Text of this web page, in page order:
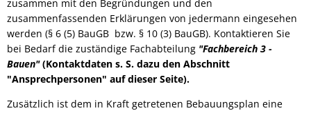
zusammen mit den Begründungen und den
zusammenfassenden Erklärungen von jedermann eingesehen
werden (§ 6 (5) BauGB bzw. § 10 (3) BauGB). Kontaktieren Sie
bei Bedarf die zuständige Fachabteilung "Fachbereich 3 -
Bauen"(Kontaktdaten s. S. dazu den Abschnitt
"Ansprechpersonen" auf dieser Seite).
Zusätzlich ist dem in Kraft getretenen Bebauungsplan eine